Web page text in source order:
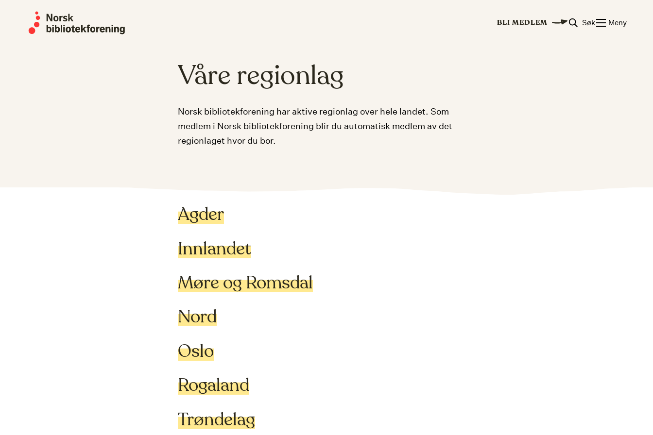
content
BLI MEDLEM Søk Meny
Våre regionlag
Norsk bibliotekforening har aktive regionlag over hele landet. Som
medlem i Norsk bibliotekforening blir du automatisk medlem av det
regionlaget hvor du bor.
Agder
Innlandet
Møre og Romsdal
Nord
Oslo
Rogaland
Trøndelag